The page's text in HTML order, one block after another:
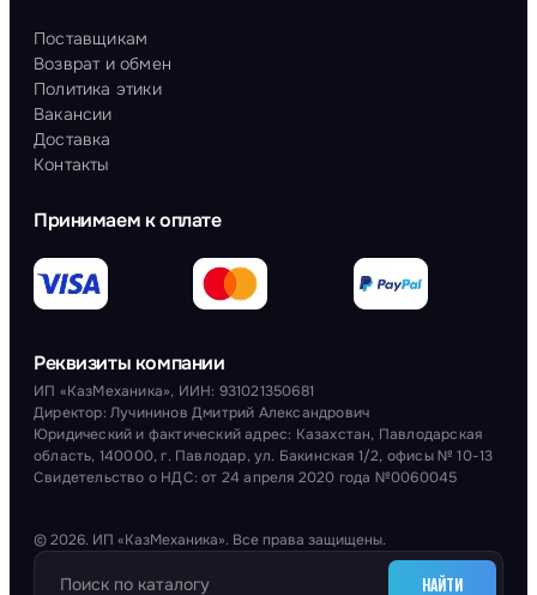
Поставщикам
Возврат и обмен
Политика этики
Вакансии
Доставка
Контакты
Принимаем к оплате
Реквизиты компании
ИП «КазМеханика», ИИН: 931021350681
Директор: Лучининов Дмитрий Александрович
Юридический и фактический адрес: Казахстан, Павлодарская
область, 140000, г. Павлодар, ул. Бакинская 1/2, офисы № 10-13
Свидетельство о НДС: от 24 апреля 2020 года №0060045
© 2026. ИП «КазМеханика». Все права защищены.
НАЙТИ